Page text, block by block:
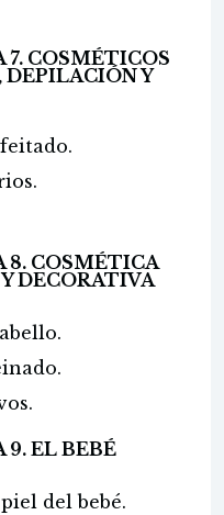
COSMÉTICOS
DEPILACIÓN Y
8. COSMÉTICA
DECORATIVA
9. EL BEBÉ
del bebé.